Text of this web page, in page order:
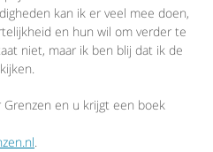
kan ik er veel mee doen,
en hun wil om verder te
niet, maar ik ben blij dat ik de
en u krijgt een boek
.